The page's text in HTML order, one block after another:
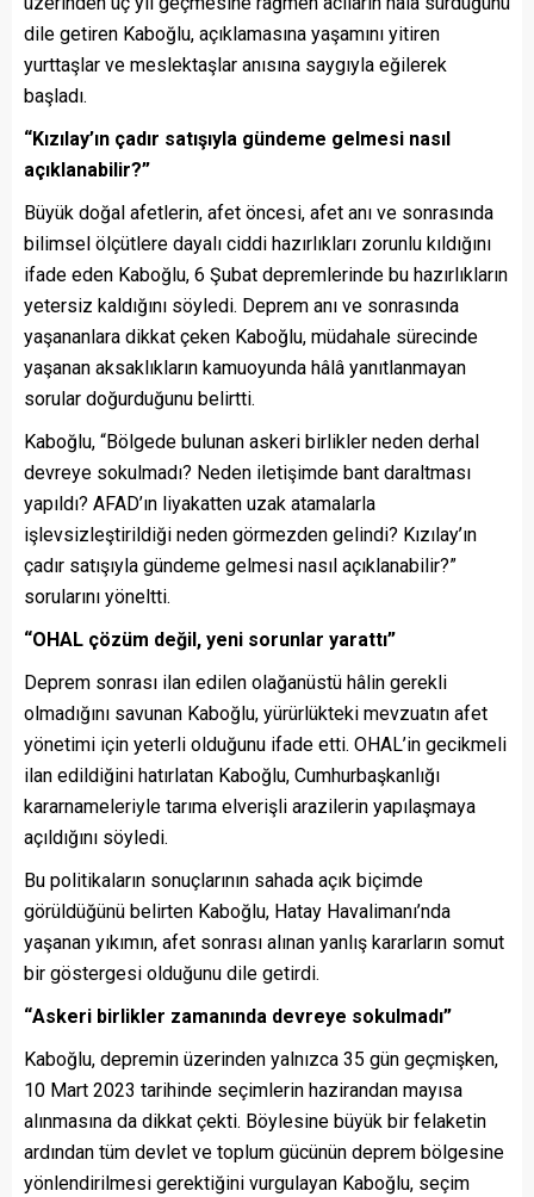
dile getiren Kaboğlu, açıklamasına yaşamını yitiren
yurttaşlar ve meslektaşlar anısına saygıyla eğilerek
başladı.
“Kızılay’ın çadır satışıyla gündeme gelmesi nasıl
açıklanabilir?”
Büyük doğal afetlerin, afet öncesi, afet anı ve sonrasında
bilimsel ölçütlere dayalı ciddi hazırlıkları zorunlu kıldığını
ifade eden Kaboğlu, 6 Şubat depremlerinde bu hazırlıkların
yetersiz kaldığını söyledi. Deprem anı ve sonrasında
yaşananlara dikkat çeken Kaboğlu, müdahale sürecinde
yaşanan aksaklıkların kamuoyunda hâlâ yanıtlanmayan
sorular doğurduğunu belirtti.
Kaboğlu, “Bölgede bulunan askeri birlikler neden derhal
devreye sokulmadı? Neden iletişimde bant daraltması
yapıldı? AFAD’ın liyakatten uzak atamalarla
işlevsizleştirildiği neden görmezden gelindi? Kızılay’ın
çadır satışıyla gündeme gelmesi nasıl açıklanabilir?”
sorularını yöneltti.
“OHAL çözüm değil, yeni sorunlar yarattı”
Deprem sonrası ilan edilen olağanüstü hâlin gerekli
olmadığını savunan Kaboğlu, yürürlükteki mevzuatın afet
yönetimi için yeterli olduğunu ifade etti. OHAL’in gecikmeli
ilan edildiğini hatırlatan Kaboğlu, Cumhurbaşkanlığı
kararnameleriyle tarıma elverişli arazilerin yapılaşmaya
açıldığını söyledi.
Bu politikaların sonuçlarının sahada açık biçimde
görüldüğünü belirten Kaboğlu, Hatay Havalimanı’nda
yaşanan yıkımın, afet sonrası alınan yanlış kararların somut
bir göstergesi olduğunu dile getirdi.
“Askeri birlikler zamanında devreye sokul madı”
Kaboğlu, depremin üzerinden yalnızca 35 gün geçmişken,
10 Mart 2023 tarihinde seçimlerin hazirandan mayısa
alınmasına da dikkat çekti. Böylesine büyük bir felaketin
ardından tüm devlet ve toplum gücünün deprem bölgesine
yönlendirilmesi gerektiğini vurgulayan Kaboğlu, seçim